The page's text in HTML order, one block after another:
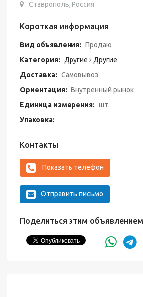
Ставрополь, Россия
Короткая информация
Вид объявления: Продаю
Категория:
Другие
Другие
Доставка: Самовывоз
Ориентация: Внутренный рынок
Единица измерения: шт.
Упаковка:
Контакты
Показать телефон
Отправить письмо
Поделиться этим объявлением